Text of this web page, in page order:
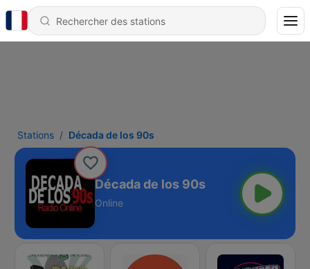
Stations Década de los 90s
Década de los 90s
Online